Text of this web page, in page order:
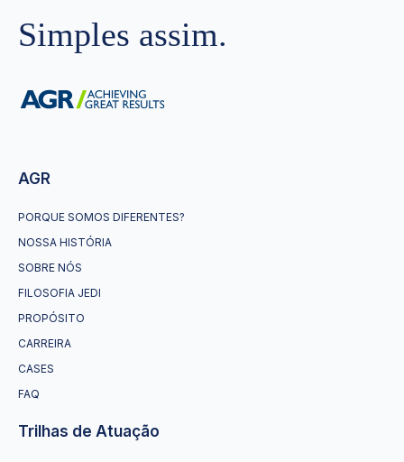
Simples assim.
AGR
PORQUE SOMOS DIFERENTES?
NOSSA HISTÓRIA
SOBRE NÓS
FILOSOFIA JEDI
PROPÓSITO
CARREIRA
CASES
FAQ
Trilhas de Atuação